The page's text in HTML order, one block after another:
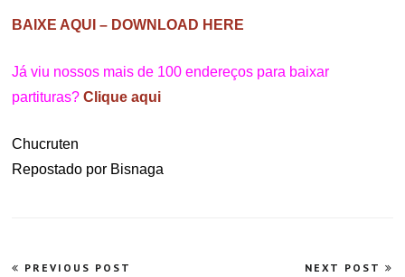
BAIXE AQUI – DOWNLOAD HERE
Já viu nossos mais de 100 endereços para baixar
partituras? Clique aqui
Chucruten
Repostado por Bisnaga
Navegação
PREVIOUS POST NEXT POST